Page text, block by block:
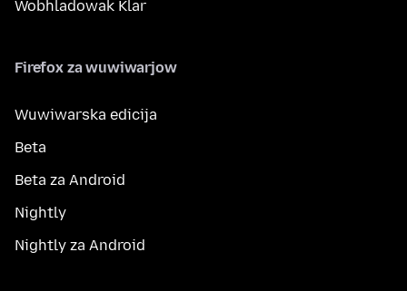
Wobhladowak Klar
Firefox za wuwiwarjow
Wuwiwarska edicija
Beta
Beta za Android
Nightly
Nightly za Android